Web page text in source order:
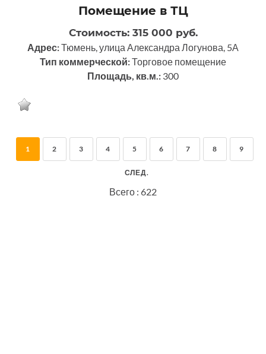
Помещение в ТЦ
Стоимость: 315 000 руб.
Адрес:Тюмень, улица Александра Логунова, 5А
Тип коммерческой:Торговое помещение
Площадь, кв.м.: 300
1 2 3 4 5 6 7 8 9
СЛЕД.
Всего : 622